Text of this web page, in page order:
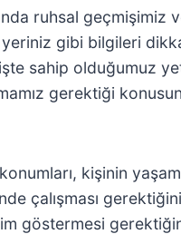
ruhsal geçmişimiz
gibi bilgileri
sahip olduğumuz
gerektiği
kişinin
çalışması
göstermesi